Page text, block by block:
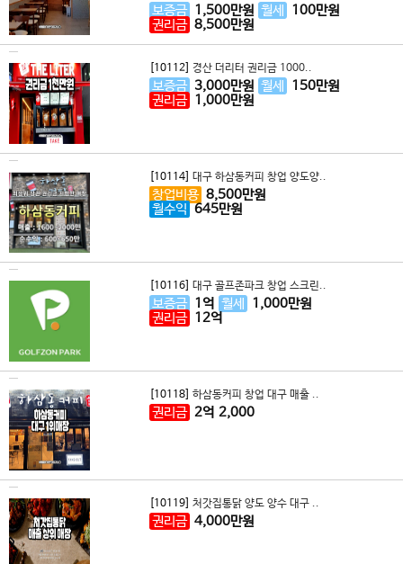
보증금 1,500만원 월세 100만원
권리금 8,500만원
[10112] 경산 더리터 권리금 1000..
보증금 3,000만원 월세 150만원
권리금 1,000만원
[10114] 대구 하삼동커피 창업 양도양..
창업비용 8,500만원
월수익 645만원
[10116] 대구 골프존파크 창업 스크린..
보증금 1 억 월세 1,000만원
권리금 12억
[10118] 하삼동커피 창업 대구 매출 ..
권리금 2억 2,000
[10119] 처갓집통닭 양도 양수 대구 ..
권리금 4,000만원